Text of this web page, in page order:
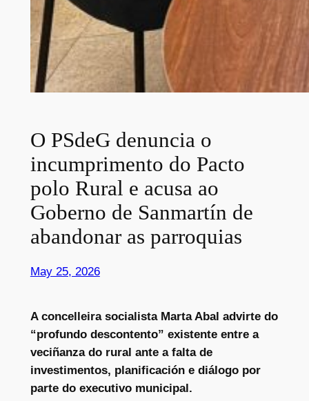
O PSdeG denuncia o
incumprimento do Pacto
polo Rural e acusa ao
Goberno de Sanmartín de
abandonar as parroquias
May 25, 2026
A concelleira socialista Marta Abal advirte do
“profundo descontento” existente entre a
veciñanza do rural ante a falta de
investimentos, planificación e diálogo por
parte do executivo municipal.